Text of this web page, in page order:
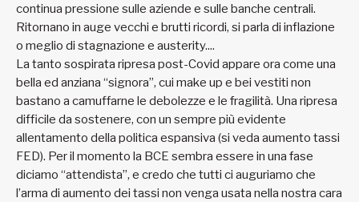
continua pressione sulle aziende e sulle banche centrali.
Ritornano in auge vecchi e brutti ricordi, si parla di inflazione
o meglio di stagnazione e austerity....
La tanto sospirata ripresa post-Covid appare ora come una
bella ed anziana “signora”, cui make up e bei vestiti non
bastano a camuffarne le debolezze e le fragilità. Una ripresa
difficile da sostenere, con un sempre più evidente
allentamento della politica espansiva (si veda aumento tassi
FED). Per il momento la BCE sembra essere in una fase
diciamo “attendista”, e credo che tutti ci auguriamo che
l’arma di aumento dei tassi non venga usata nella nostra cara